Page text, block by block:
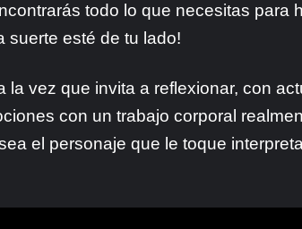
todo lo que necesitas para
suerte esté de tu lado!
vez que invita a reflexionar, con
con un trabajo corporal
el personaje que le toque